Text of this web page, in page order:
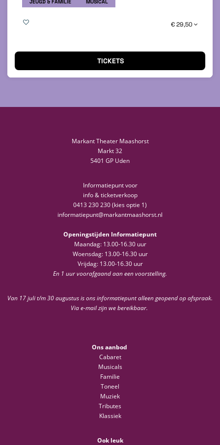
JEUGD & FAMILIE MUSICAL
€ 29,50
TICKETS
Markant Theater Maashorst
Markt 32
5401 GP Uden
Informatiepunt voor
info & ticketverkoop
0413 230 230 (kies optie 1)
informatiepunt@markantmaashorst.nl
Openingstijden Informatiepunt
Maandag: 13.00-16.30 uur
Woensdag: 13.00-16.30 uur
Vrijdag: 13.00-16.30 uur
En 1 uur voorafgaand aan een voorstelling.
Van 17 juli t/m 30 augustus is ons informatiepunt alleen geopend op afspraak.
Via e-mail zijn we bereikbaar.
Ons aanbod
Cabaret
Musicals
Familie
Toneel
Muziek
Tributes
Klassiek
Ook leuk